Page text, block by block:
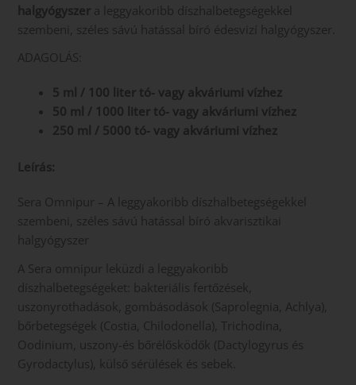
halgyógyszer a leggyakoribb díszhalbetegségekkel
szembeni, széles sávú hatással bíró édesvizí halgyógyszer.
ADAGOLÁS:
5 ml / 100 liter tó- vagy akváriumi vízhez
50 ml / 1000 liter tó- vagy akváriumi vízhez
250 ml / 5000 tó- vagy akváriumi vízhez
Leírás:
Sera Omnipur – A leggyakoribb díszhalbetegségekkel
szembeni, széles sávú hatással bíró akvarisztikai
halgyógyszer
A Sera omnipur leküzdi a leggyakoribb
díszhalbetegségeket: bakteriális fertőzések,
uszonyrothadások, gombásodások (Saprolegnia, Achlya),
bőrbetegségek (Costia, Chilodonella), Trichodina,
Oodinium, uszony-és bőrélősködők (Dactylogyrus és
Gyrodactylus), külső sérülések és sebek.